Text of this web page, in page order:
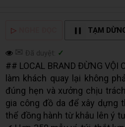
▷ TẠM
✉ Đã duyệt: ✓
## LOCAL BRAND ĐỪNG VỘI
làm khách quay lại không
đúng hẹn và xưởng chịu
gia công đồ da để xây dựng
thể đồng hành từ khâu lên ý